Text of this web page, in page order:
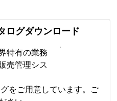
ログダウンロード
特有の業務
売管理シス
をご用意しています。ご